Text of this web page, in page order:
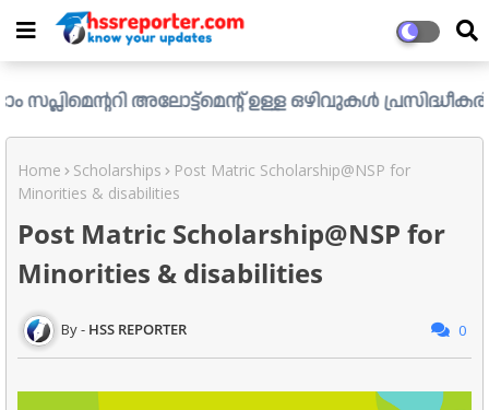
അലോട്ട്മെന്റ് ഉള്ള ഒഴിവുകൾ പ്രസിദ്ധീകരിച്ചു.
Home Scholarships
Post Matric Scholarship@NSP for
Minorities & disabilities
Post Matric Scholarship@NSP for
Minorities & disabilities
HSS REPORTER 0